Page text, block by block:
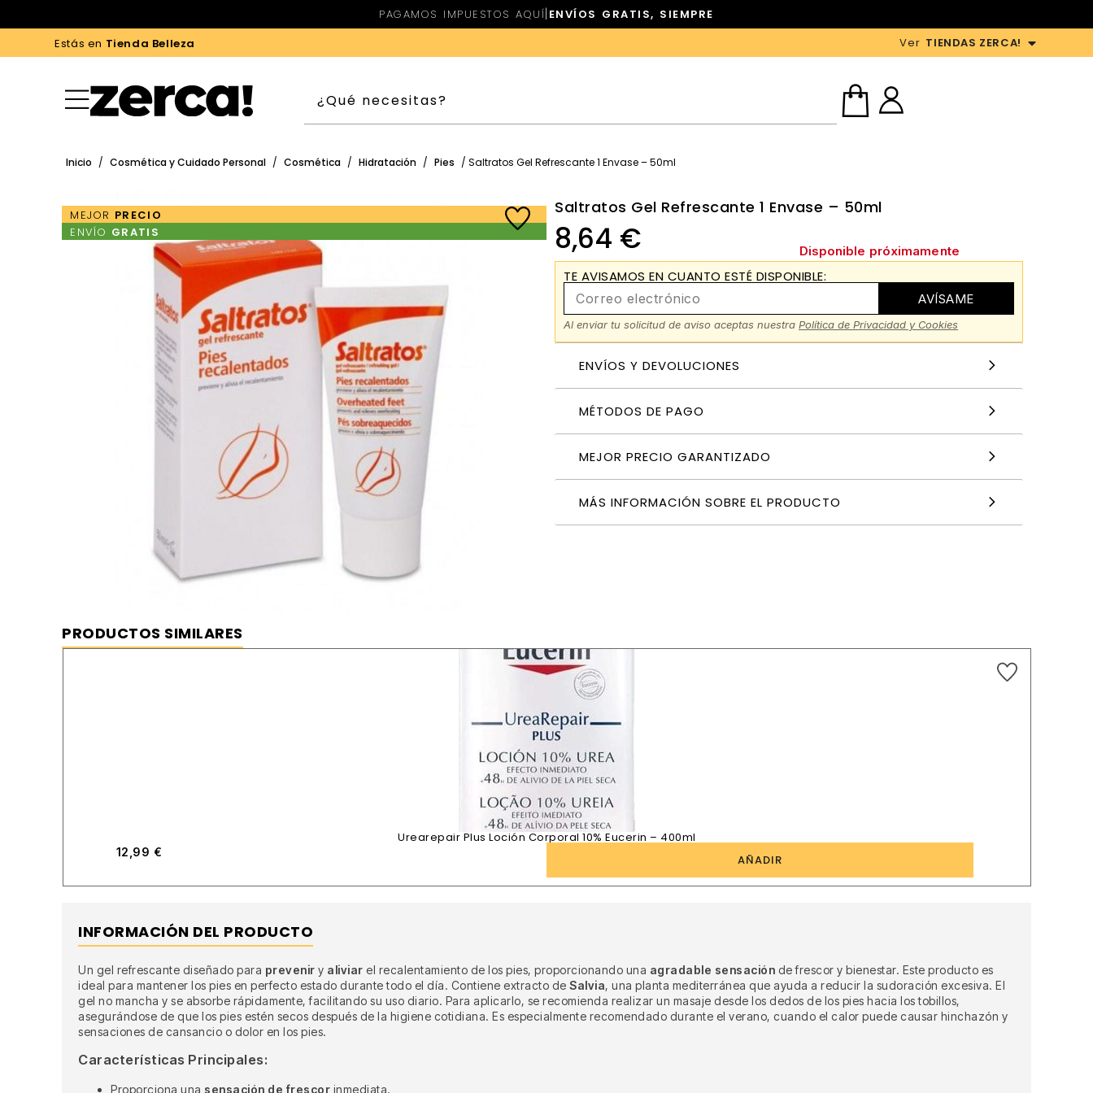
PAGAMOS IMPUESTOS AQUÍ| ENVÍOS GRATIS, SIEMPRE
Estás en Tienda Belleza Ver TIENDAS ZERCA!
Inicio / Cosmética y Cuidado Personal / Cosmética / Hidratación / Pies / Saltratos Gel Refrescante 1 Envase – 50ml
MEJOR PRECIO
ENVÍO GRATIS
Saltratos Gel Refrescante 1 Envase – 50ml
8,64 € Disponible próximamente
TE AVISAMOS EN CUANTO ESTÉ DISPONIBLE:
AVÍSAME
Al enviar tu solicitud de aviso aceptas nuestra Política de Privacidad y Cookies
ENVÍOS Y DEVOLUCIONES
MÉTODOS DE PAGO
MEJOR PRECIO GARANTIZADO
MÁS INFORMACIÓN SOBRE EL PRODUCTO
PRODUCTOS SIMILARES
Urearepair Plus Loción Corporal 10% Eucerin – 400ml
12,99 €
AÑADIR
INFORMACIÓN DEL PRODUCTO
Un gel refrescante diseñado para prevenir y aliviar el recalentamiento de los pies, proporcionando una agradable sensación de frescor y bienestar. Este producto es
ideal para mantener los pies en perfecto estado durante todo el día. Contiene extracto deSalvia, una planta mediterránea que ayuda a reducir la sudoración excesiva. El
gel no mancha y se absorbe rápidamente, facilitando su uso diario. Para aplicarlo, se recomienda realizar un masaje desde los dedos de los pies hacia los tobillos,
asegurándose de que los pies estén secos después de la higiene cotidiana. Es especialmente recomendado durante el verano, cuando el calor puede causar hinchazón y
sensaciones de cansancio o dolor en los pies.
Características Principales:
Proporciona una sensación de frescor inmediata.